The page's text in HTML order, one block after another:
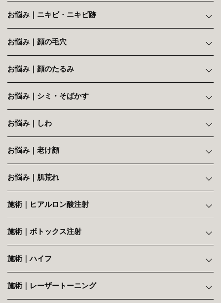
お悩み｜ニキビ・ニキビ跡
お悩み｜顔の毛穴
お悩み｜顔のたるみ
お悩み｜シミ・そばかす
お悩み｜しわ
お悩み｜老け顔
お悩み｜肌荒れ
施術｜ヒアルロン酸注射
施術｜ボトックス注射
施術｜ハイフ
施術｜レーザートーニング